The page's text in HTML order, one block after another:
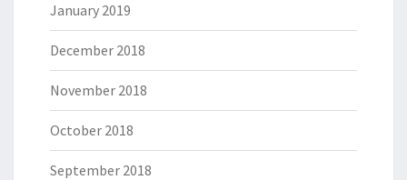
January 2019
December 2018
November 2018
October 2018
September 2018